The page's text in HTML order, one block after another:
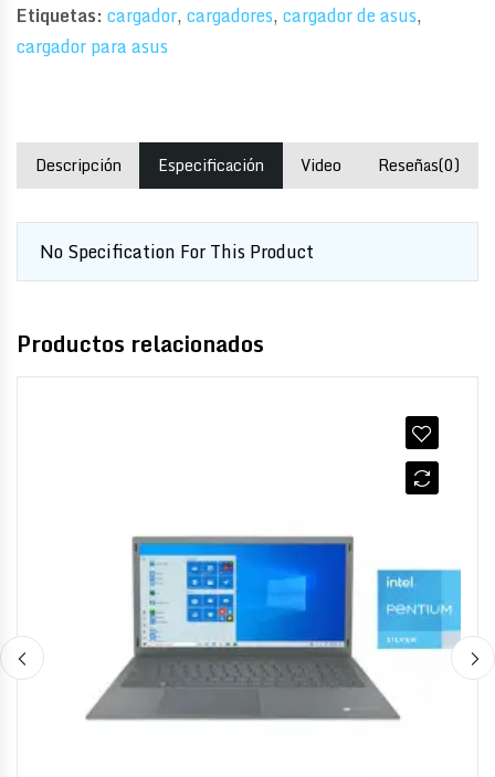
Etiquetas: cargador, cargadores, cargador de asus,
cargador para asus
Descripción Especificación Video Reseñas(0)
No Specification For This Product
Productos relacionados